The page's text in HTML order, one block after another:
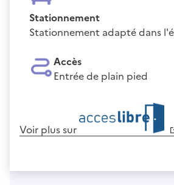
Stationnement
Stationnement adapté dans
Accès
Entrée de plain pied
Voir plus sur